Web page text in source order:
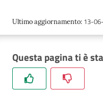
Trova
Ultimo aggiornamento: 13-
Questa pagina ti è